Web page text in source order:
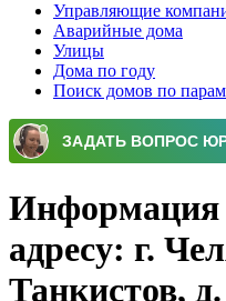
Главное меню
Управляющие
Аварийные дома
Улицы
Дома по году
Поиск домов по
Информация
адресу: г.
Танкистов,